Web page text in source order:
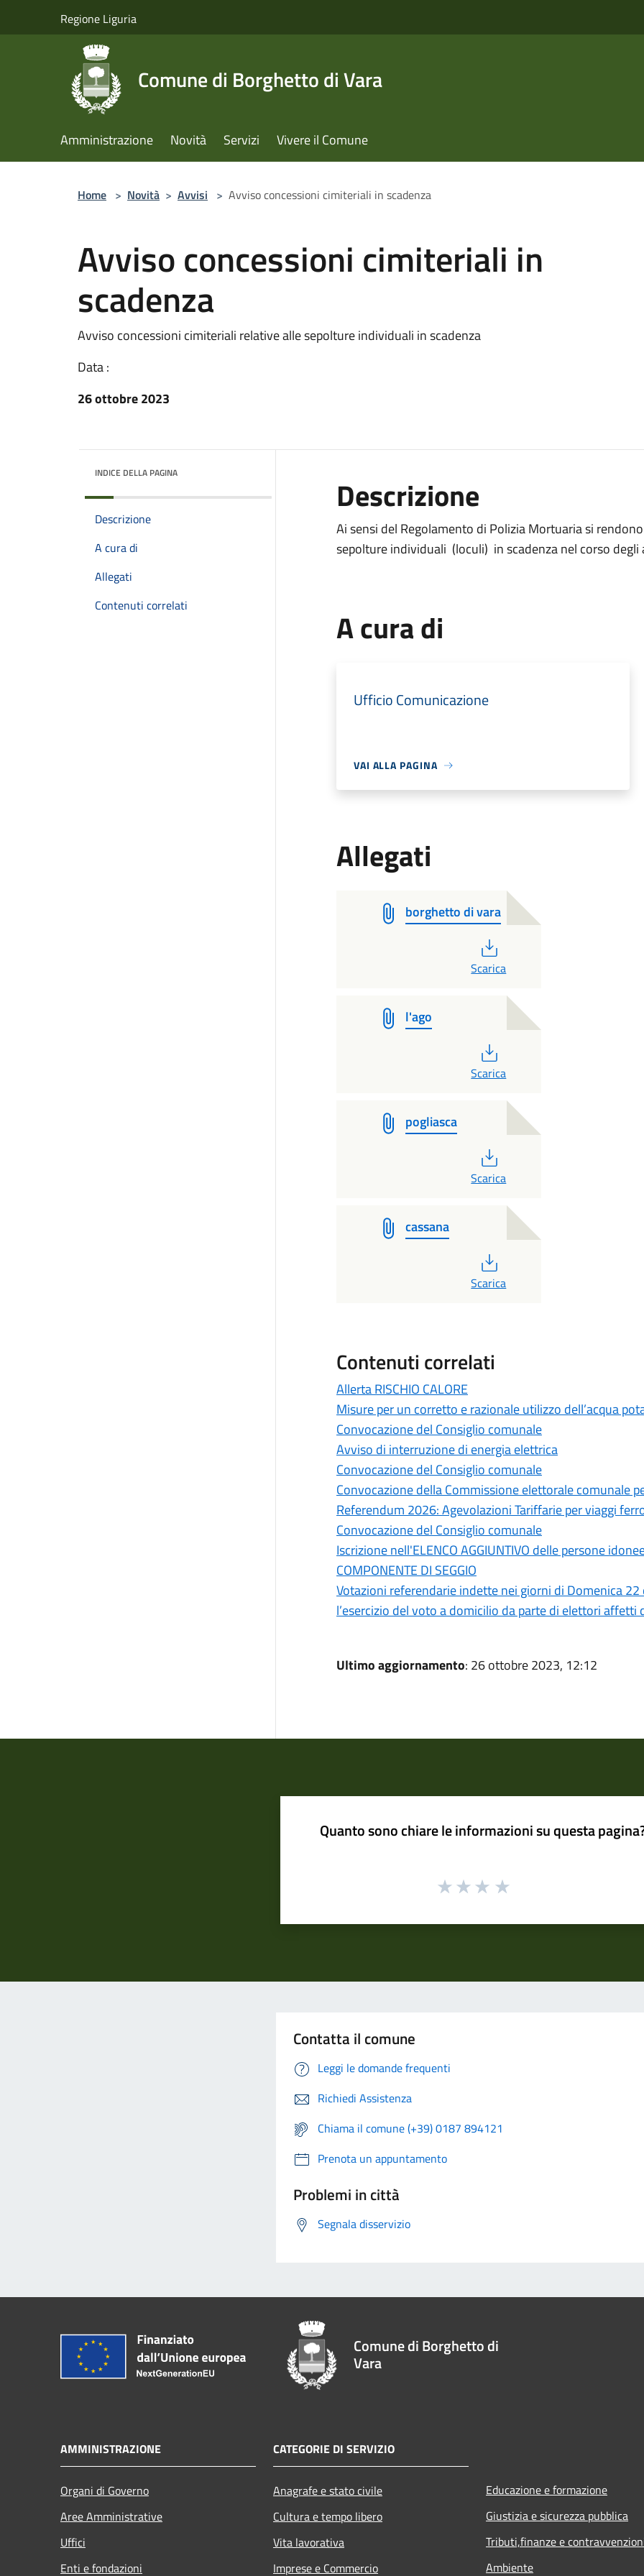
Regione Liguria
Comune di Borghetto di Vara
Amministrazione Novità Servizi Vivere il Comune
Home > Novità > Avvisi > Avviso concessioni cimiteriali in scadenza
Avviso concessioni cimiteriali in
scadenza
Avviso concessioni cimiteriali relative alle sepolture individuali in scadenza
Data :
26 ottobre 2023
INDICE DELLA PAGINA
Descrizione
A cura di
Allegati
Contenuti correlati
Descrizione
Ai sensi del Regolamento di Polizia Mortuaria si
sepolture individuali (loculi) in scadenza nel corso
A cura di
Ufficio Comunicazione
VAI ALLA PAGINA
Allegati
borghetto di vara
Scarica
l'ago
Scarica
pogliasca
Scarica
cassana
Scarica
Contenuti correlati
Allerta RISCHIO CALORE
Misure per un corretto e razionale utilizzo dell’acqua
Convocazione del Consiglio comunale
Avviso di interruzione di energia elettrica
Convocazione del Consiglio comunale
Convocazione della Commissione elettorale comunale
Referendum 2026: Agevolazioni Tariffarie per viaggi
Convocazione del Consiglio comunale
Iscrizione nell'ELENCO AGGIUNTIVO delle persone
COMPONENTE DI SEGGIO
Votazioni referendarie indette nei giorni di Domenica
l’esercizio del voto a domicilio da parte di elettori affetti
Ultimo aggiornamento: 26 ottobre 2023, 12:12
Quanto sono chiare le informazioni su questa
Contatta il comune
Leggi le domande frequenti
Richiedi Assistenza
Chiama il comune (+39) 0187 894121
Prenota un appuntamento
Problemi in città
Segnala disservizio
Comune di Borghetto di
Vara
AMMINISTRAZIONE
Organi di Governo
Aree Amministrative
Uffici
Enti e fondazioni
CATEGORIE DI SERVIZIO
Anagrafe e stato civile
Cultura e tempo libero
Vita lavorativa
Imprese e Commercio
Educazione e formazione
Giustizia e sicurezza pubblica
Tributi,finanze e
Ambiente